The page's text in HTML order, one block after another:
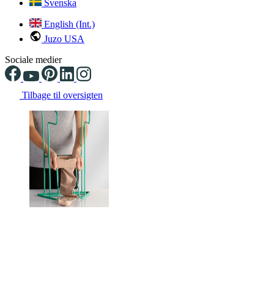
Svenska
English (Int.)
Juzo USA
Sociale medier
Tilbage til oversigten